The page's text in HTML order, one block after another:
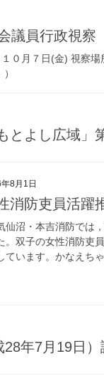
議員行政視察
月７日(金) 視察場
とよし広域」
8月1日
消防吏員活躍
仙沼・本吉消防では
。双子の女性消防吏
ています。かなえち
年7月19日